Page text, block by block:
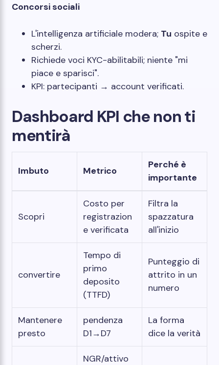
Concorsi sociali
L'intelligenza artificiale modera; Tu ospite e
scherzi.
Richiede voci KYC-abilitabili; niente "mi
piace e sparisci".
KPI: partecipanti → account verificati.
Dashboard KPI che non ti
mentirà
Imbuto Metrico
Perché è
importante
Scopri
Costo per
registrazion
e verificata
Filtra la
spazzatura
all'inizio
convertire
Tempo di
primo
deposito
(TTFD)
Punteggio di
attrito in un
numero
Mantenere
presto
pendenza
D1→D7
La forma
dice la verità
NGR/attivo